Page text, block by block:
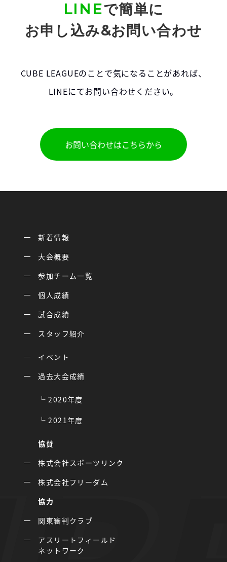
LINEで簡単に
お申し込み&お問い合わせ
CUBE LEAGUEのことで気になることがあれば、
LINEにてお問い合わせください。
お問い合わせはこちらから
新着情報
大会概要
参加チーム一覧
個人成績
試合成績
スタッフ紹介
イベント
過去大会成績
2020年度
2021年度
協賛
株式会社スポーツリンク
株式会社フリーダム
協力
関東審判クラブ
アスリートフィールド
ネットワーク